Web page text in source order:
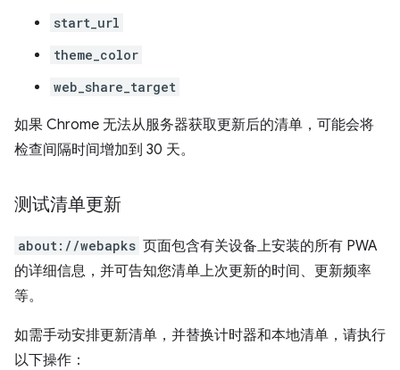
start_url
theme_color
web_share_target
如果 Chrome 无法从服务器获取更新后的清单，可能会将
检查间隔时间增加到 30 天。
测试清单更新
about://webapks 页面包含有关设备上安装的所有 PWA
的详细信息，并可告知您清单上次更新的时间、更新频率
等。
如需手动安排更新清单，并替换计时器和本地清单，请执行
以下操作：